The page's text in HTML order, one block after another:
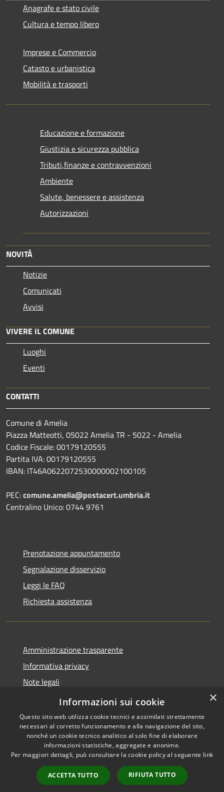
Anagrafe e stato civile
Cultura e tempo libero
Imprese e Commercio
Catasto e urbanistica
Mobilità e trasporti
Educazione e formazione
Giustizia e sicurezza pubblica
Tributi,finanze e contravvenzioni
Ambiente
Salute, benessere e assistenza
Autorizzazioni
NOVITÀ
Notizie
Comunicati
Avvisi
VIVERE IL COMUNE
Luoghi
Eventi
CONTATTI
Comune di Amelia
Piazza Matteotti, 05022 Amelia TR - 5022 - Amelia
Codice Fiscale: 00179120555
Partita IVA: 00179120555
IBAN: IT46A0622072530000002100105
PEC:comune.amelia@postacert.umbria.it
Centralino Unico: 0744 9761
Prenotazione appuntamento
Segnalazione disservizio
Leggi le FAQ
Richiesta assistenza
Amministrazione trasparente
Informativa privacy
Note legali
Dichiarazione di accessibilità
Accessibilità
Copyright © 2026 • Comune di
Amelia • Powered by
Municipium•
Accesso
redazione
×
Informazioni sui cookie
Questo sito web utilizza cookie tecnici e assimilati strettamente
necessari al corretto funzionamento e alla navigazione del sito,
nonché un cookie tecnico analitico al solo fine di elaborare
informazioni statistiche, aggregate e anonime.
Per maggiori dettagli, può consultare la cookie policy al seguente link
ACCETTA TUTTO RIFIUTA TUTTO